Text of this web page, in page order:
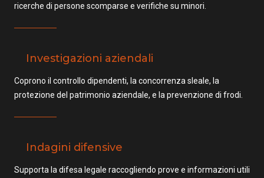
ricerche di persone scomparse e verifiche su minori.
Investigazioni aziendali
Coprono il controllo dipendenti, la concorrenza sleale, la
protezione del patrimonio aziendale, e la prevenzione di frodi.
Indagini difensive
Supporta la difesa legale raccogliendo prove e informazioni utili